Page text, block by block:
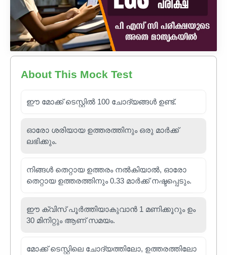
About This Mock Test
ഈ മോക്ക് ടെസ്റ്റിൽ 100 ചോദ്യങ്ങൾ ഉണ്ട്.
ഓരോ ശരിയായ ഉത്തരത്തിനും ഒരു മാർക്ക്
ലഭിക്കും.
നിങ്ങൾ തെറ്റായ ഉത്തരം നൽകിയാൽ, ഓരോ
തെറ്റായ ഉത്തരത്തിനും 0.33 മാർക്ക് നഷ്ടപ്പെടും.
ഈ ക്വിസ് പൂർത്തിയാകുവാൻ 1 മണിക്കൂറും ഉം
30 മിനിറ്റും ആണ് സമയം.
മോക്ക് ടെസ്റ്റിലെ ചോദ്യത്തിലോ, ഉത്തരത്തിലോ